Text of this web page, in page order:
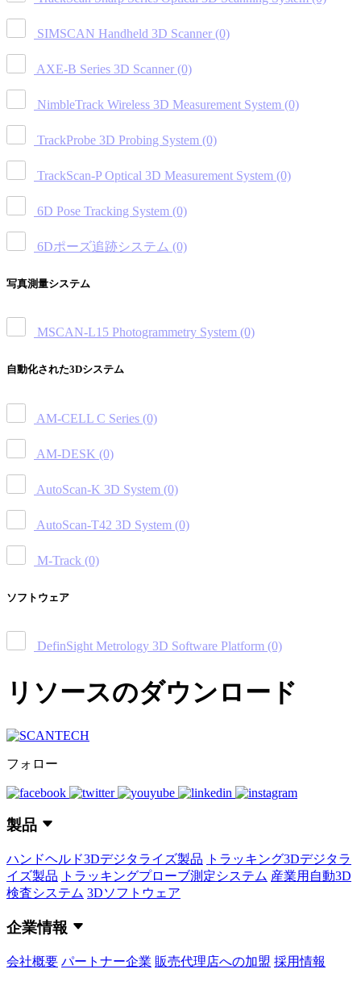
SIMSCAN Handheld 3D Scanner (0)
AXE-B Series 3D Scanner (0)
NimbleTrack Wireless 3D Measurement System (0)
TrackProbe 3D Probing System (0)
TrackScan-P Optical 3D Measurement System (0)
6D Pose Tracking System (0)
6Dポーズ追跡システム (0)
写真測量システム
MSCAN-L15 Photogrammetry System (0)
自動化された3Dシステム
AM-CELL C Series (0)
AM-DESK (0)
AutoScan-K 3D System (0)
AutoScan-T42 3D System (0)
M-Track (0)
ソフトウェア
DefinSight Metrology 3D Software Platform (0)
リソースのダウンロード
フォロー
製品
ハンドヘルド3Dデジタライズ製品
トラッキング3Dデジタラ
イズ製品
トラッキングプローブ測定システム 産業用自動3D
検査システム 3Dソフトウェア
企業情報
会社概要 パートナー企業 販売代理店への加盟 採用情報